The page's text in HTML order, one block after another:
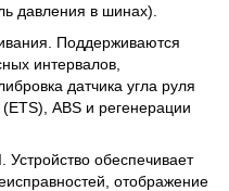
давления в шинах).
Поддерживаются
интервалов,
датчика угла руля
ABS и регенерации
обеспечивает
отображение